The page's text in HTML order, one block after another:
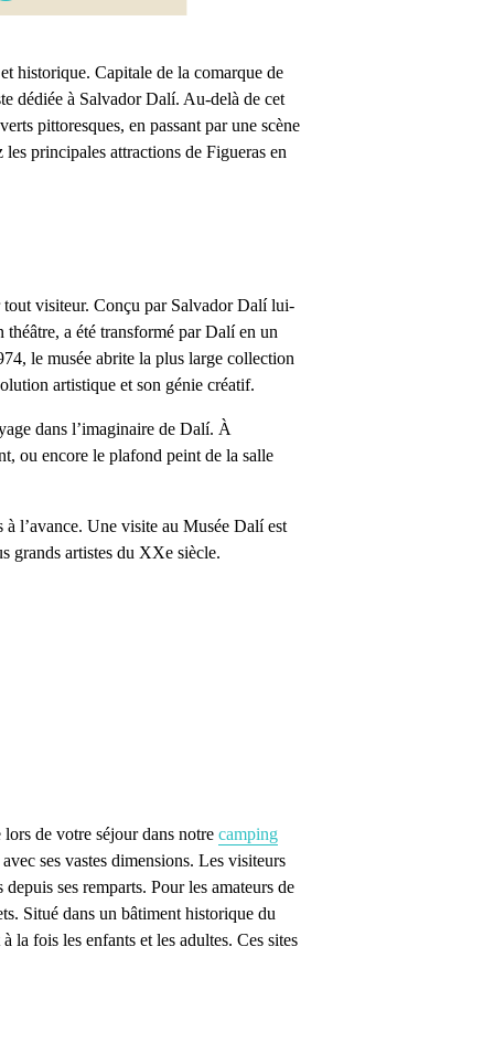
historique. Capitale de la comarque de
dédiée à Salvador Dalí. Au-delà de cet
pittoresques, en passant par une scène
les principales attractions de Figueras en
tout visiteur. Conçu par Salvador Dalí lui-
théâtre, a été transformé par Dalí en un
le musée abrite la plus large collection
artistique et son génie créatif.
dans l’imaginaire de Dalí. À
ou encore le plafond peint de la salle
l’avance. Une visite au Musée Dalí est
grands artistes du XXe siècle.
de votre séjour dans notre camping
ses vastes dimensions. Les visiteurs
ses remparts. Pour les amateurs de
Situé dans un bâtiment historique du
la fois les enfants et les adultes. Ces sites